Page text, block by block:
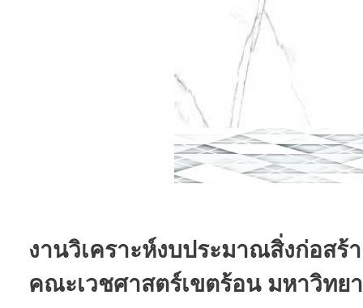
งานวิเคราะห์งบประมาณสิ่งก่อส
คณะเวชศาสตร์เขตร้อน มหาวิทย